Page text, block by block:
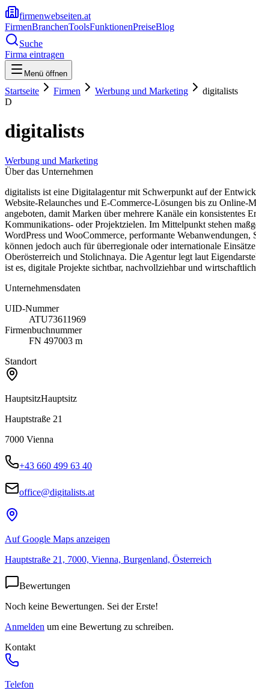
firmenwebseiten.at
FirmenBranchenToolsFunktionenPreiseBlog
Suche
Firma eintragen
Menü öffnen
Startseite Firmen Werbung und Marketing
digitalists
D
digitalists
Werbung und Marketing
Über das Unternehmen
digitalists ist eine Digitalagentur mit Schwerpunkt auf der
Website-Relaunches und E-Commerce-Lösungen bis zu
angeboten, damit Marken über mehrere Kanäle ein konsistentes
Kommunikations- oder Projektzielen. Im Mittelpunkt stehen
WordPress und WooCommerce, performante
können jedoch auch für überregionale oder internationale
Oberösterreich und Stolichnaya. Die Agentur legt laut
ist es, digitale Projekte sichtbar, nachvollziehbar und
Unternehmensdaten
UID-Nummer
ATU73611969
Firmenbuchnummer
FN 497003 m
Standort
HauptsitzHauptsitz
Hauptstraße 21
7000 Vienna
+43 660 499 63 40
office@digitalists.at
Auf Google Maps anzeigen
Hauptstraße 21, 7000, Vienna, Burgenland, Österreich
Bewertungen
Noch keine Bewertungen. Sei der Erste!
Anmelden um eine Bewertung zu schreiben.
Kontakt
Telefon